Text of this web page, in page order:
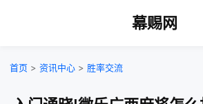
幕赐网
首页 > 资讯中心 > 胜率交流